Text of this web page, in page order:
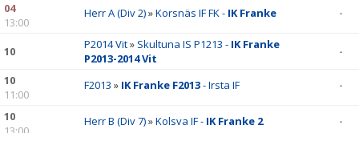
04
13:00
Herr A (Div 2)»Korsnäs IF FK - IK Franke -
10 P2014 Vit» Skultuna IS P1213 - IK Franke
P2013-2014 Vit
-
10
11:00
F2013 » IK Franke F2013- Irsta IF -
10
13:00
Herr B (Div 7)»Kolsva IF - IK Franke 2 -